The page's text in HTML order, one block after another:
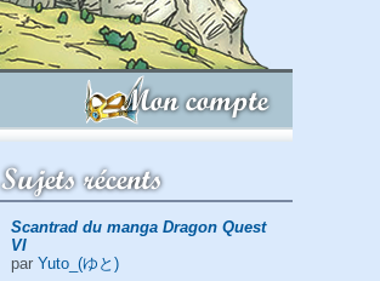
Mon compte
Sujets récents
Scantrad du manga Dragon Quest
VI
par Yuto_(ゆと)